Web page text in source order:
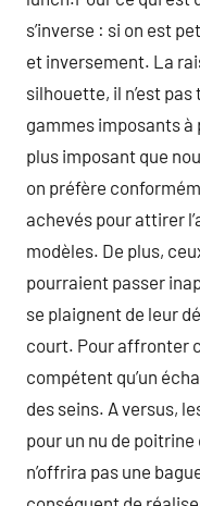
s’inverse : si on est
et inversement. La
silhouette, il n’est
gammes imposants
plus imposant que
on préfère
achevés pour attirer
modèles. De plus,
pourraient passer
se plaignent de leur
court. Pour affronter
compétent qu’un
des seins. A versus,
pour un nu de
n’offrira pas une